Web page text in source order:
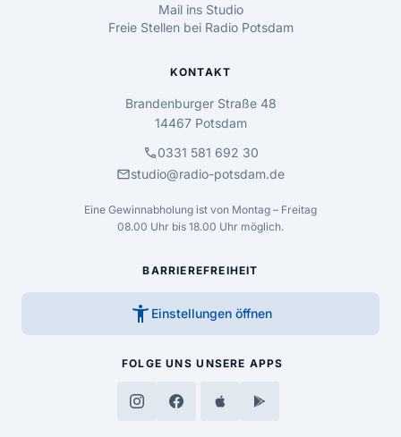
Mail ins Studio
Freie Stellen bei Radio Potsdam
KONTAKT
Brandenburger Straße 48
14467 Potsdam
call0331 581 692 30
mailstudio@radio-potsdam.de
Eine Gewinnabholung ist von Montag – Freitag
08.00 Uhr bis 18.00 Uhr möglich.
BARRIEREFREIHEIT
accessibility_new Einstellungen öffnen
FOLGE UNS UNSERE APPS